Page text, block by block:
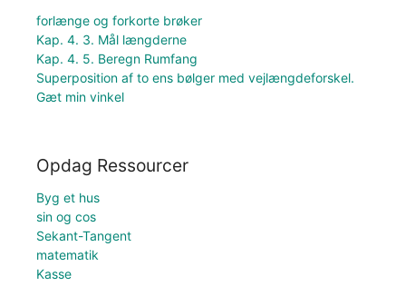
forlænge og forkorte brøker
Kap. 4. 3. Mål længderne
Kap. 4. 5. Beregn Rumfang
Superposition af to ens bølger med vejlængdeforskel.
Gæt min vinkel
Opdag Ressourcer
Byg et hus
sin og cos
Sekant-Tangent
matematik
Kasse